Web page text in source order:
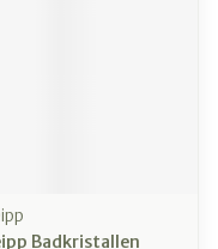
Badkristallen